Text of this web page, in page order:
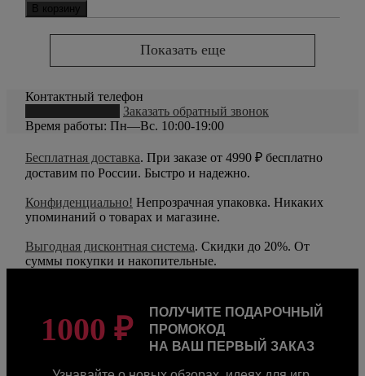
В корзину
Показать еще
Контактный телефон
Заказать обратный звонок
Время работы: Пн—Вс. 10:00-19:00
Бесплатная доставка. При заказе от 4990 ₽ бесплатно
доставим по России. Быстро и надежно.
Конфиденциально! Непрозрачная упаковка. Никаких
упоминаний о товарах и магазине.
Выгодная дисконтная система. Скидки до 20%. От
суммы покупки и накопительные.
1000 ₽
ПОЛУЧИТЕ ПОДАРОЧНЫЙ
ПРОМОКОД
НА ВАШ ПЕРВЫЙ ЗАКАЗ